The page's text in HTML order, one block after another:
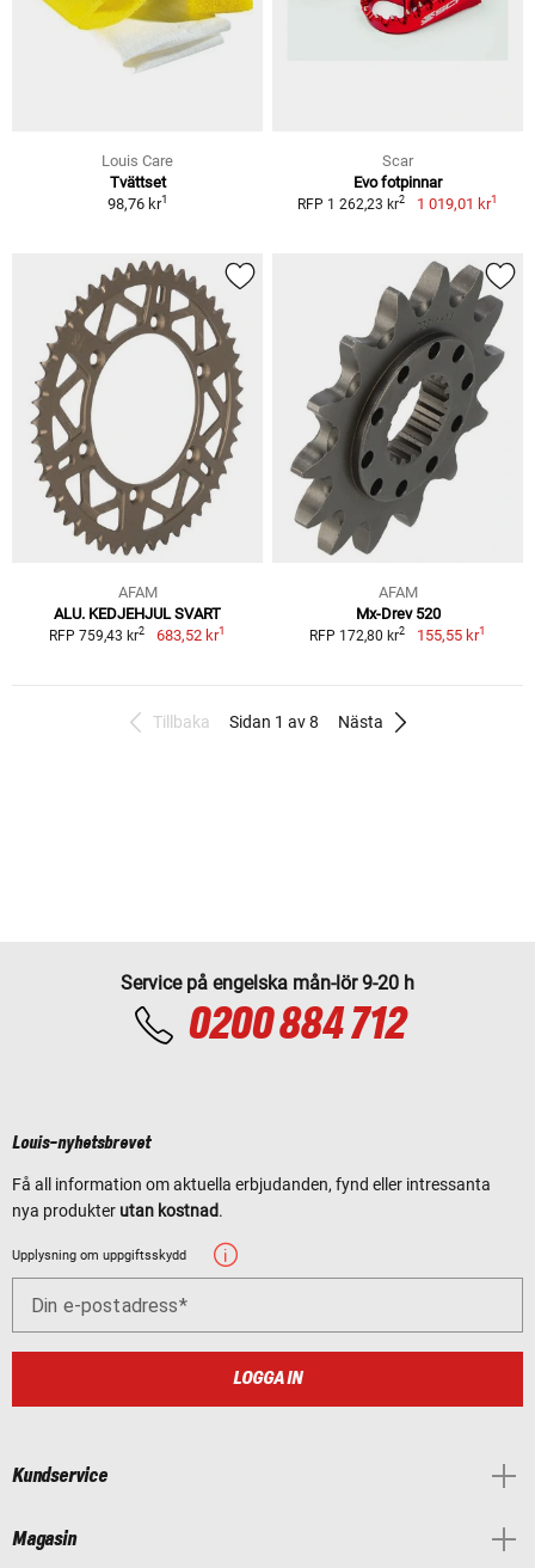
Louis Care
Tvättset
98,76 kr1
Scar
Evo fotpinnar
RFP 1 262,23 kr2 1 019,01 kr1
AFAM
ALU. KEDJEHJUL SVART
RFP 759,43 kr2 683,52 kr1
AFAM
Mx-Drev 520
RFP 172,80 kr2 155,55 kr1
Tillbaka Sidan 1 av 8 Nästa
Service på engelska mån-lör 9-20 h
0200 884 712
Louis-nyhetsbrevet
Få all information om aktuella erbjudanden, fynd eller intressanta
nya produkter utan kostnad.
Upplysning om uppgiftsskydd
Din e-postadress
LOGGA IN
Kundservice
Magasin